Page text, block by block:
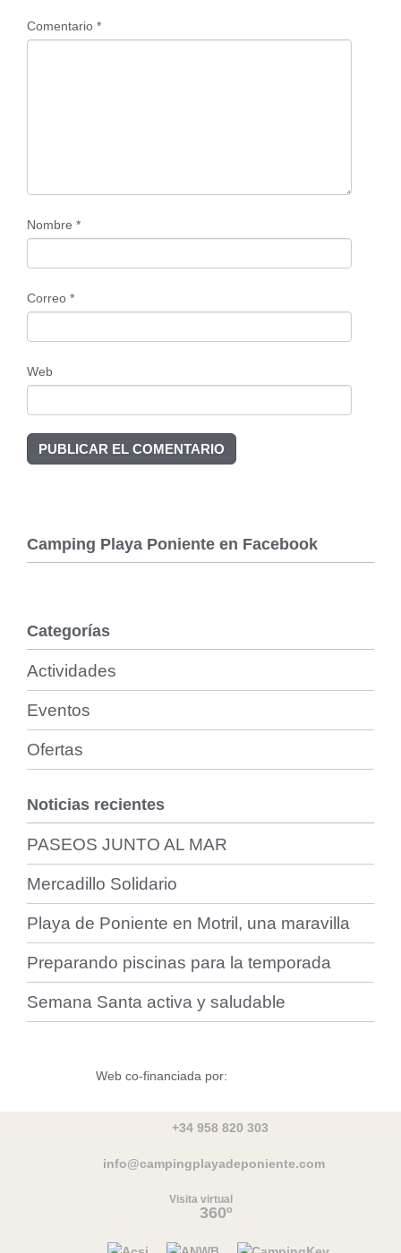
Comentario *
Nombre *
Correo *
Web
Camping Playa Poniente en Facebook
Categorías
Actividades
Eventos
Ofertas
Noticias recientes
PASEOS JUNTO AL MAR
Mercadillo Solidario
Playa de Poniente en Motril, una maravilla
Preparando piscinas para la temporada
Semana Santa activa y saludable
Web co-financiada por:
+34 958 820 303
info@campingplayadeponiente.com
Visita virtual
360º